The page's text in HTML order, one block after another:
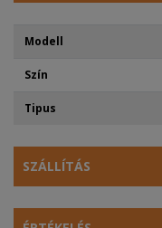
Modell
Szín
Tipus
SZÁLLÍTÁS